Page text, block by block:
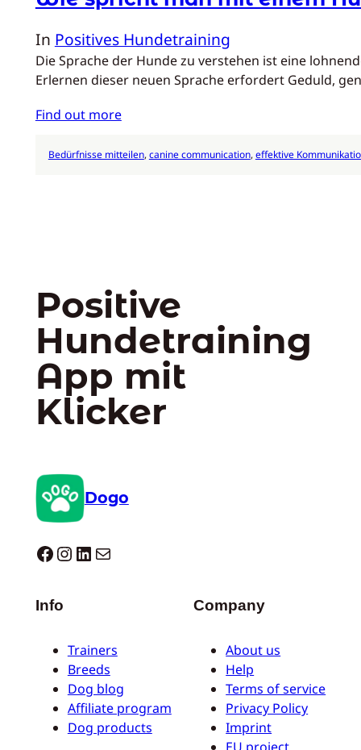
In Positives Hundetraining
Die Sprache der Hunde zu verstehen ist eine
Erlernen dieser neuen Sprache erfordert Geduld,
Find out more
Bedürfnisse mitteilen, canine communication, effektive
Positive
Hundetraining
App mit
Klicker
Dogo
Dogo facebook InstagramLinkedIn E-Mail
Info
Trainers
Breeds
Dog blog
Affiliate program
Dog products
Company
About us
Help
Terms of service
Privacy Policy
Imprint